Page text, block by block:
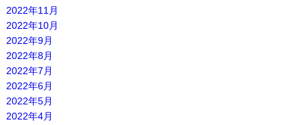
2022年11月
2022年10月
2022年9月
2022年8月
2022年7月
2022年6月
2022年5月
2022年4月